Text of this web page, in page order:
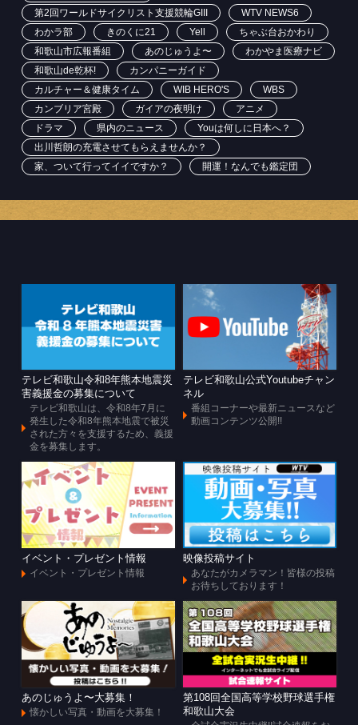
第2回ワールドサイクリスト支援競輪GIII
WTV NEWS6
わかラ部
きのくに21 Yell
ちゃぶ台おかわり
和歌山市広報番組
あのじゅうよ〜
わかやま医療ナビ
和歌山de乾杯!
カンパニーガイド
カルチャー＆健康タイム
WIB HERO'S
WBS
カンブリア宮殿
ガイアの夜明け
アニメ
ドラマ
県内のニュース
Youは何しに日本へ？
出川哲朗の充電させてもらえませんか？
家、ついて行ってイイですか？
開運！なんでも鑑定団
テレビ和歌山令和8年熊本地震災
害義援金の募集について
テレビ和歌山は、令和8年7月に
発生した令和8年熊本地震で被災
された方々を支援するため、義援
金を募集します。
テレビ和歌山公式Youtubeチャン
ネル
番組コーナーや最新ニュースなど
動画コンテンツ公開!!
イベント・プレゼント情報
イベント・プレゼント情報
映像投稿サイト
あなたがカメラマン！皆様の投稿
お待ちしております！
あのじゅうよ〜大募集！
懐かしい写真・動画を大募集！
第108回全国高等学校野球選手権
和歌山大会